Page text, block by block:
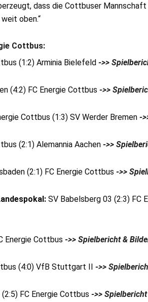
dass die Cottbuser
oben.“
Cottbus:
(1:2) Arminia Bielefeld ->>
(4:2) FC Energie Cottbus ->>
Cottbus (1:3) SV Werder Bremen -
(2:1) Alemannia Aachen ->>
(2:1) FC Energie Cottbus ->>
SV Babelsberg 03 (2:3) FC
Energie Cottbus ->> Spielbericht &
(4:0) VfB Stuttgart II ->>
FC Energie Cottbus ->>